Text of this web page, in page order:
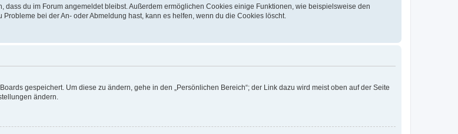
dass du im Forum angemeldet bleibst. Außerdem ermöglichen Cookies einige Funktionen, wie beispielsweise den
bei der An- oder Abmeldung hast, kann es helfen, wenn du die Cookies löscht.
gespeichert. Um diese zu ändern, gehe in den „Persönlichen Bereich“; der Link dazu wird meist oben auf der Seite
ändern.